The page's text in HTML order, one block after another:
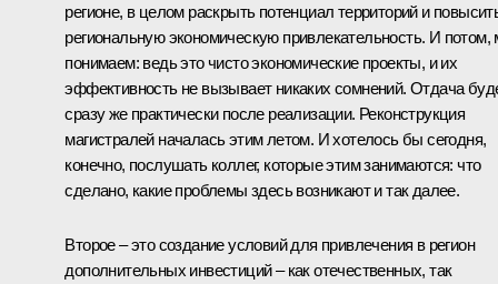
регионе, в целом раскрыть потенциал территорий и
региональную экономическую привлекательность. И
понимаем: ведь это чисто экономические проекты, и их
эффективность не вызывает никаких сомнений. Отдача
сразу же практически после реализации. Реконструкция
магистралей началась этим летом. И хотелось бы сегодня,
конечно, послушать коллег, которые этим занимаются: что
сделано, какие проблемы здесь возникают и так далее.
Второе – это создание условий для привлечения в регион
дополнительных инвестиций – как отечественных, так